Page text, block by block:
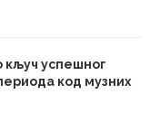
кључ успешног
код музних